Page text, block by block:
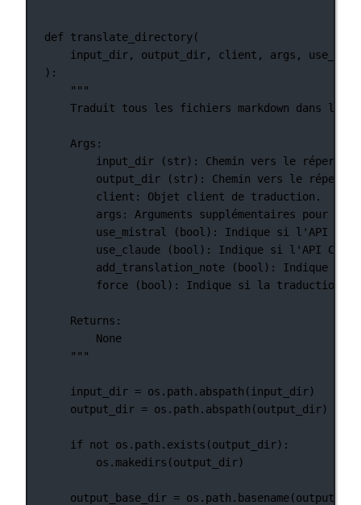
def translate_directory(
input_dir, output_dir, client, args,
):
"""
Traduit tous les fichiers markdown dans le
Args:
input_dir (str): Chemin vers le
output_dir (str): Chemin vers le
client: Objet client de traduction.
args: Arguments supplémentaires pour la
use_mistral (bool): Indique si l'API
use_claude (bool): Indique si l'API
add_translation_note (bool): Indique si
force (bool): Indique si la traduction
Returns:
None
"""
input_dir = os.path.abspath(input_dir)
output_dir = os.path.abspath(output_dir)
if not os.path.exists(output_dir):
os.makedirs(output_dir)
output_base_dir =